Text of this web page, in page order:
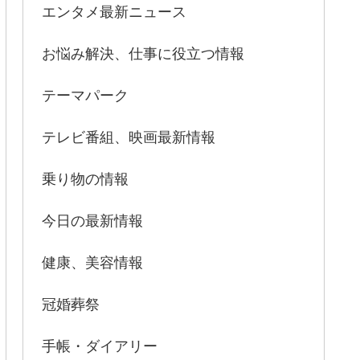
エンタメ最新ニュース
お悩み解決、仕事に役立つ情報
テーマパーク
テレビ番組、映画最新情報
乗り物の情報
今日の最新情報
健康、美容情報
冠婚葬祭
手帳・ダイアリー